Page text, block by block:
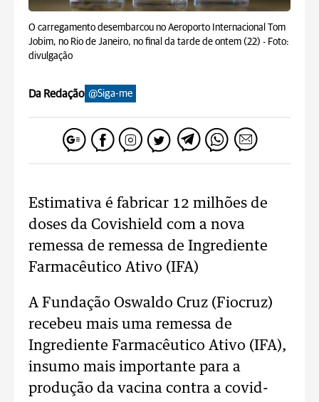
O carregamento desembarcou no Aeroporto Internacional Tom
Jobim, no Rio de Janeiro, no final da tarde de ontem (22) - Foto:
divulgação
Da Redação @Siga-me
Estimativa é fabricar 12 milhões de
doses da Covishield com a nova
remessa de remessa de Ingrediente
Farmacêutico Ativo (IFA)
A Fundação Oswaldo Cruz (Fiocruz)
recebeu mais uma remessa de
Ingrediente Farmacêutico Ativo (IFA),
insumo mais importante para a
produção da vacina contra a covid-